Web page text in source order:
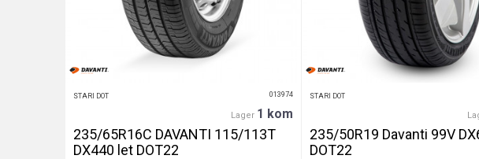
STARI DOT 013974
Lager 1 kom
235/65R16C DAVANTI 115/113T
DX440 let DOT22
STARI DOT
235/50R19 Davanti 99V
DOT22